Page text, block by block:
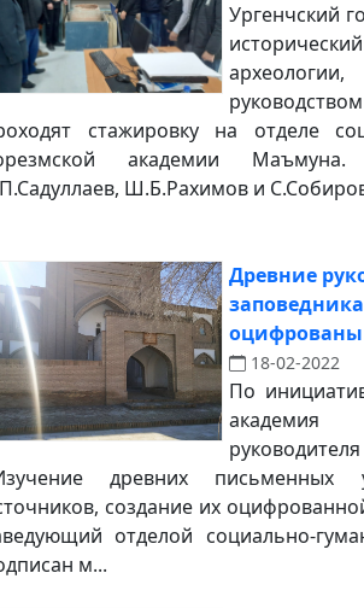
Ургенчский
стажировку на отделе
академии Маъмуна.
Ш.Б.Рахимов и
Древние
оцифрованы
18-02-2022
По
академия
древних письменных
создание их
отделой социально-
м...